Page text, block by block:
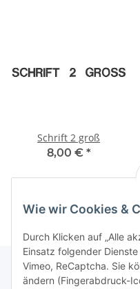
Schrift 2 groß
8,00 € *
Wie wir Cookies &
Durch Klicken auf „Alle
Einsatz folgender
Vimeo, ReCaptcha. Sie
ändern (Fingerabdruck-